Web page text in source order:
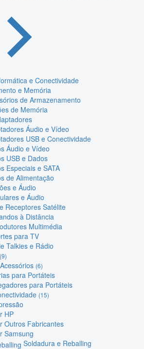
e Conectividade
e Memória
de Armazenamento
de Memória
Áudio e Vídeo
USB e Conectividade
Áudio e Vídeo
USB e Dados
Especiais e SATA
de Alimentação
e Áudio
e Áudio
Receptores Satélite
à Distância
Multimédia
para TV
Talkies e Rádio
(9)
(6)
para Portáteis
para Portáteis
(15)
HP
Outros Fabricantes
Samsung
Soldadura e Reballing